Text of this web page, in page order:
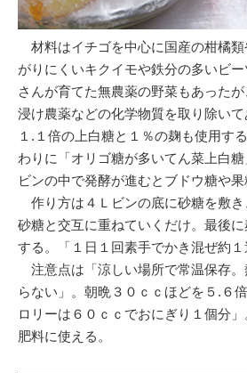
材料はイチゴを中心に国産の柑橘類
がりにくいキクイモや鉄分の多いビ
さんが育てた無農薬の野菜もあった
浸け農薬などの化学物質を取り除い
１.１倍の上白糖と１％の麹も使用す
わりに「オリゴ糖が多いてん菜上白
ビンの中で発酵が進むとブドウ糖や果
作り方は４Ｌビンの底に砂糖を敷き
砂糖と交互に重ねていくだけ。最後
する。「１日１回素手でかき混ぜ約１
注意点は「涼しい場所で常温保存。
らない」。朝晩３０ｃｃほどを５.６
ロリーは６０ｃｃでおにぎり１個分
肥料に使える。